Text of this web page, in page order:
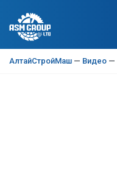
АлтайСтройМаш — Видео —